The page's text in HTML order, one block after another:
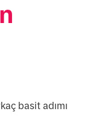
basit adımı